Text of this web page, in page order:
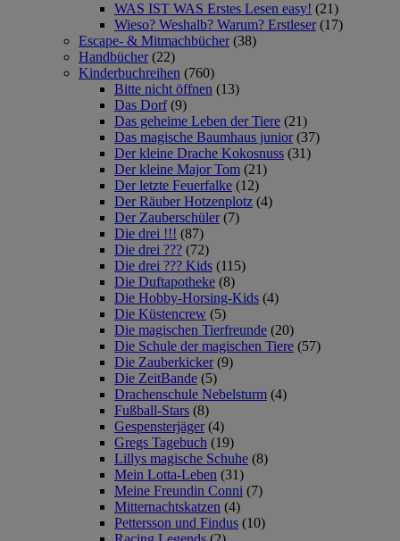
WAS IST WAS Erstes Lesen easy! (21)
Wieso? Weshalb? Warum? Erstleser (17)
Escape- & Mitmachbücher (38)
Handbücher (22)
Kinderbuchreihen (760)
Bitte nicht öffnen (13)
Das Dorf (9)
Das geheime Leben der Tiere (21)
Das magische Baumhaus junior (37)
Der kleine Drache Kokosnuss (31)
Der kleine Major Tom (21)
Der letzte Feuerfalke (12)
Der Räuber Hotzenplotz (4)
Der Zauberschüler (7)
Die drei !!! (87)
Die drei ??? (72)
Die drei ??? Kids (115)
Die Duftapotheke (8)
Die Hobby-Horsing-Kids (4)
Die Küstencrew (5)
Die magischen Tierfreunde (20)
Die Schule der magischen Tiere (57)
Die Zauberkicker (9)
Die ZeitBande (5)
Drachenschule Nebelsturm (4)
Fußball-Stars (8)
Gespensterjäger (4)
Gregs Tagebuch (19)
Lillys magische Schuhe (8)
Mein Lotta-Leben (31)
Meine Freundin Conni (7)
Mitternachtskatzen (4)
Pettersson und Findus (10)